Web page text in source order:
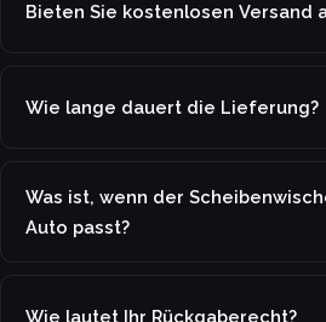
Bieten Sie kostenlosen Versand
Wie lange dauert die Lieferung?
Was ist, wenn der
Auto passt?
Wie lautet Ihr Rückgaberecht?